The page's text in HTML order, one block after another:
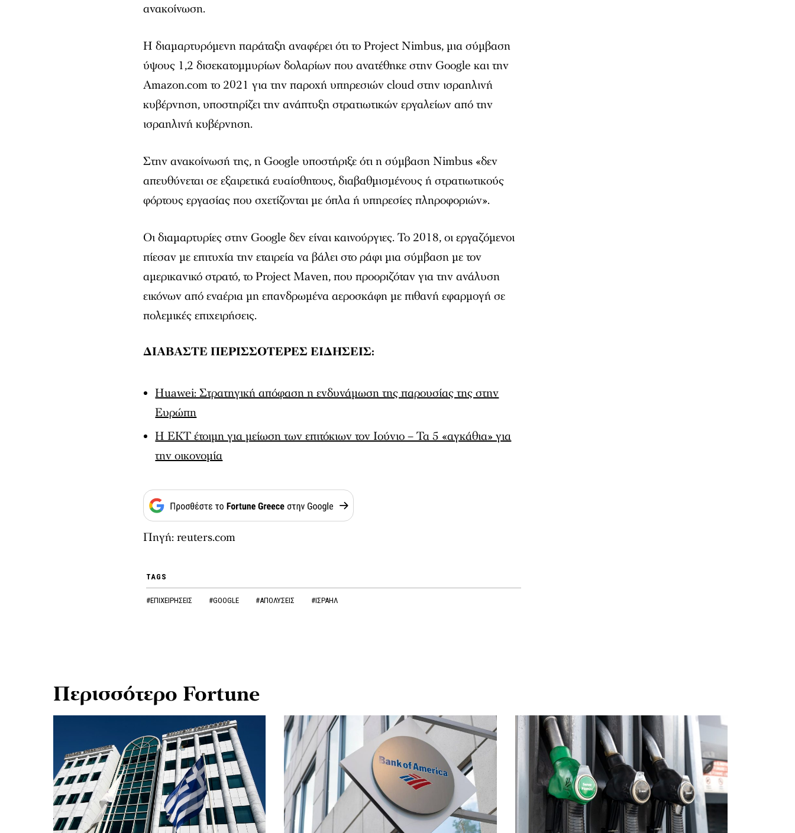
ανακοίνωση.
Η διαμαρτυρόμενη παράταξη αναφέρει ότι το Project Nimbus, μια σύμβαση
ύψους 1,2 δισεκατομμυρίων δολαρίων που ανατέθηκε στην Google και την
Amazon.com το 2021 για την παροχή υπηρεσιών cloud στην ισραηλινή
κυβέρνηση, υποστηρίζει την ανάπτυξη στρατιωτικών εργαλείων από την
ισραηλινή κυβέρνηση.
Στην ανακοίνωσή της, η Google υποστήριξε ότι η σύμβαση Nimbus «δεν
απευθύνεται σε εξαιρετικά ευαίσθητους, διαβαθμισμένους ή στρατιωτικούς
φόρτους εργασίας που σχετίζονται με όπλα ή υπηρεσίες πληροφοριών».
Οι διαμαρτυρίες στην Google δεν είναι καινούργιες. Το 2018, οι εργαζόμενοι
πίεσαν με επιτυχία την εταιρεία να βάλει στο ράφι μια σύμβαση με τον
αμερικανικό στρατό, το Project Maven, που προοριζόταν για την ανάλυση
εικόνων από εναέρια μη επανδρωμένα αεροσκάφη με πιθανή εφαρμογή σε
πολεμικές επιχειρήσεις.
ΔΙΑΒΑΣΤΕ ΠΕΡΙΣΣΟΤΕΡΕΣ ΕΙΔΗΣΕΙΣ:
Huawei: Στρατηγική απόφαση η ενδυνάμωση της παρουσίας της στην
Ευρώπη
Η ΕΚΤ έτοιμη για μείωση των επιτόκιων τον Ιούνιο – Τα 5 «αγκάθια» για
την οικονομία
Πηγή: reuters.com
TAGS
#ΕΠΙΧΕΙΡΗΣΕΙΣ #GOOGLE #ΑΠΟΛΥΣΕΙΣ #ΙΣΡΑΗΛ
Περισσότερο Fortune